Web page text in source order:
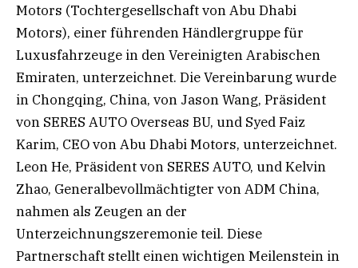
Motors (Tochtergesellschaft von Abu Dhabi
Motors), einer führenden Händlergruppe für
Luxusfahrzeuge in den Vereinigten Arabischen
Emiraten, unterzeichnet. Die Vereinbarung wurde
in Chongqing, China, von Jason Wang, Präsident
von SERES AUTO Overseas BU, und Syed Faiz
Karim, CEO von Abu Dhabi Motors, unterzeichnet.
Leon He, Präsident von SERES AUTO, und Kelvin
Zhao, Generalbevollmächtigter von ADM China,
nahmen als Zeugen an der
Unterzeichnungszeremonie teil. Diese
Partnerschaft stellt einen wichtigen Meilenstein in